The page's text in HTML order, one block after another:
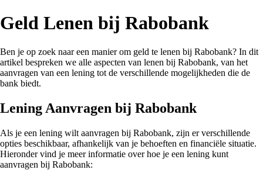
Geld Lenen bij Rabobank
Ben je op zoek naar een manier om geld te lenen bij Rabobank? In dit
artikel bespreken we alle aspecten van lenen bij Rabobank, van het
aanvragen van een lening tot de verschillende mogelijkheden die de
bank biedt.
Lening Aanvragen bij Rabobank
Als je een lening wilt aanvragen bij Rabobank, zijn er verschillende
opties beschikbaar, afhankelijk van je behoeften en financiële situatie.
Hieronder vind je meer informatie over hoe je een lening kunt
aanvragen bij Rabobank: